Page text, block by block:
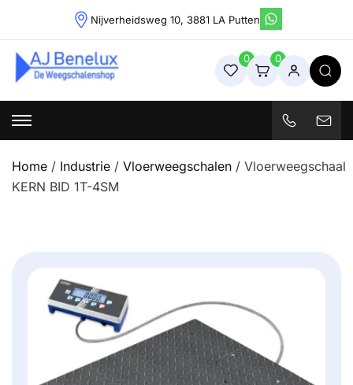
content
Nijverheidsweg 10, 3881 LA Putten
Weegschalenshop | Precisieweegschalen & Industriële
Weegoplossingen
0 0
Home / Industrie / Vloerweegschalen / Vloerweegschaal
KERN BID 1T-4SM